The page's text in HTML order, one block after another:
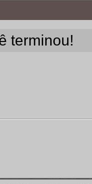
terminou!